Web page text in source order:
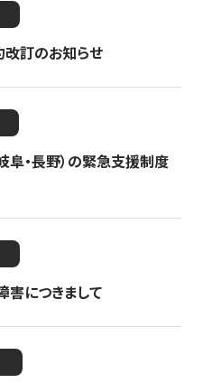
改訂のお知らせ
阜・長野）の緊急支援制度
害につきまして